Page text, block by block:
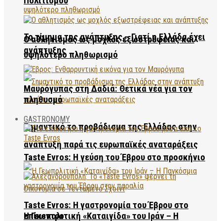
Το τίμημα της ανάπτυξης – Γιατί η Ελλάδα έχει
υψηλότερο πληθωρισμό
Σημαντικό το προβάδισμα της Ελλάδας στην
ανάπτυξη παρά τις ευρωπαϊκές αναταράξεις
Η Γεωπολιτική «Καταιγίδα» του Ιράν – Η
Ο αθλητισμός ως μοχλός εξωστρέφειας και
ανάπτυξης
Μαυρόγυπας στη Δαδιά: Θετικά νέα για τον
πληθυσμό
GASTRONOMY
Taste Evros: Η γεύση του Έβρου στο προσκήνιο
Taste Evros: Η γαστρονομία του Έβρου στο
επίκεντρο